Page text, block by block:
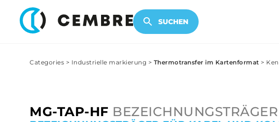
SUCHEN
Ersatzteile
ELEKTRONISCHE PRODUKTE
Categories > Industrielle markierung > Thermotransfer im Kartenformat >
MG-TAP-HF